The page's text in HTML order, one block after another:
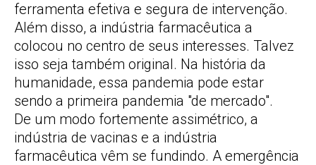
ferramenta efetiva e segura de intervenção.
Além disso, a indústria farmacêutica a
colocou no centro de seus interesses. Talvez
isso seja também original. Na história da
humanidade, essa pandemia pode estar
sendo a primeira pandemia "de mercado".
De um modo fortemente assimétrico, a
indústria de vacinas e a indústria
farmacêutica vêm se fundindo. A emergência